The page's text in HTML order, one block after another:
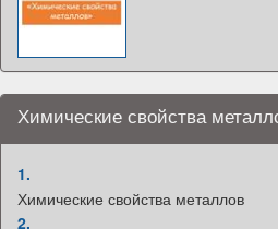
Химические свойства
1.
Химические свойства металлов
2.